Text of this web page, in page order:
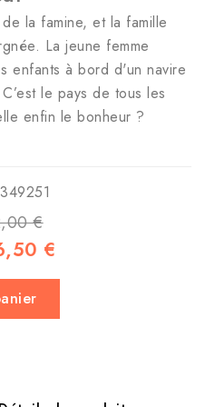
la famine, et la famille
La jeune femme
enfants à bord d'un navire
le pays de tous les
enfin le bonheur ?
€
€